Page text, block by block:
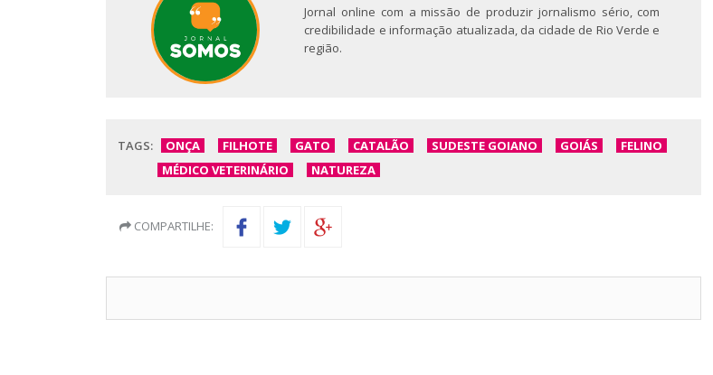
Jornal online com a missão de produzir jornalismo sério, com
credibilidade e informação atualizada, da cidade de Rio Verde e
região.
TAGS: ONÇA FILHOTE GATO CATALÃO SUDESTE GOIANO GOIÁS
FELINO
MÉDICO VETERINÁRIO
NATUREZA
COMPARTILHE: